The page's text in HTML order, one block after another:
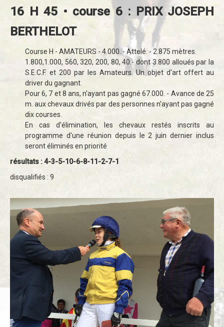
16 H 45 • course 6 : PRIX JOSEPH
BERTHELOT
Course H - AMATEURS - 4.000. - Attelé. - 2.875 mètres.
1.800,1.000, 560, 320, 200, 80, 40.- dont 3.800 alloués par la
S.E.C.F. et 200 par les Amateurs. Un objet d'art offert au
driver du gagnant.
Pour 6, 7 et 8 ans, n'ayant pas gagné 67.000. - Avance de 25
m. aux chevaux drivés par des personnes n'ayant pas gagné
dix courses.
En cas d'élimination, les chevaux restés inscrits au
programme d'une réunion depuis le 2 juin dernier inclus
seront éliminés en priorité
résultats : 4-3-5-10-6-8-11-2-7-1
disqualifiés : 9